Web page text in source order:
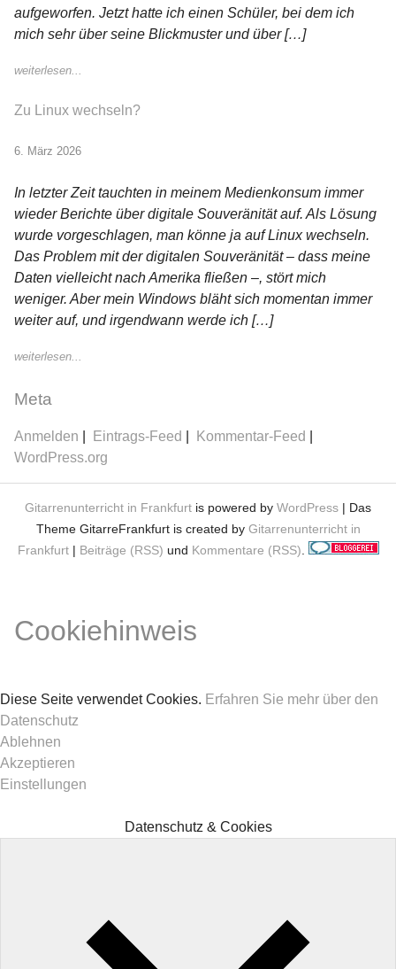
aufgeworfen. Jetzt hatte ich einen Schüler, bei dem ich
mich sehr über seine Blickmuster und über […]
weiterlesen...
Zu Linux wechseln?
6. März 2026
In letzter Zeit tauchten in meinem Medienkonsum immer
wieder Berichte über digitale Souveränität auf. Als Lösung
wurde vorgeschlagen, man könne ja auf Linux wechseln.
Das Problem mit der digitalen Souveränität – dass meine
Daten vielleicht nach Amerika fließen –, stört mich
weniger. Aber mein Windows bläht sich momentan immer
weiter auf, und irgendwann werde ich […]
weiterlesen...
Meta
Anmelden Eintrags-Feed
Kommentar-Feed
WordPress.org
Gitarrenunterricht in Frankfurt is powered by WordPress | Das
Theme GitarreFrankfurt is created by Gitarrenunterricht in
Frankfurt| Beiträge (RSS) und Kommentare (RSS)
Cookiehinweis
Diese Seite verwendet Cookies. Erfahren Sie mehr über den
Datenschutz
Ablehnen
Akzeptieren
Einstellungen
Datenschutz & Cookies